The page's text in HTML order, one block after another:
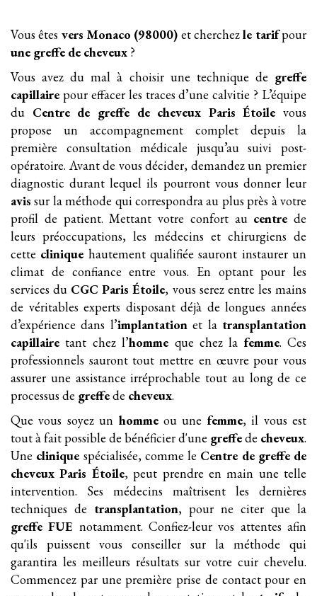
Vous êtes vers Monaco (98000) et cherchezle tarifpour
une greffe de cheveux ?
Vous avez du mal à choisir une technique de greffe
capillaire pour effacer les traces d’une calvitie ? L’équipe
du Centre de greffe de cheveux Paris Étoile vous
propose un accompagnement complet depuis la
première consultation médicale jusqu’au suivi post-
opératoire. Avant de vous décider, demandez un premier
diagnostic durant lequel ils pourront vous donner leur
avis sur la méthode qui correspondra au plus près à votre
profil de patient. Mettant votre confort au centre de
leurs préoccupations, les médecins et chirurgiens de
cette clinique hautement qualifiée sauront instaurer un
climat de confiance entre vous. En optant pour les
services du CGC Paris Étoile, vous serez entre les mains
de véritables experts disposant déjà de longues années
d’expérience dans l’implantationet la transplantation
capillaire tant chez l’homme que chez la femme. Ces
professionnels sauront tout mettre en œuvre pour vous
assurer une assistance irréprochable tout au long de ce
processus de greffede cheveux.
Que vous soyez un hommeou une femme, il vous est
tout à fait possible de bénéficier d'une greffede cheveux.
Une clinique spécialisée, comme le Centre de greffe de
cheveux Paris Étoile, peut prendre en main une telle
intervention. Ses médecins maîtrisent les dernières
techniques de transplantation, pour ne citer que la
greffe FUE notamment. Confiez-leur vos attentes afin
qu'ils puissent vous conseiller sur la méthode qui
garantira les meilleurs résultats sur votre cuir chevelu.
Commencez par une première prise de contact pour en